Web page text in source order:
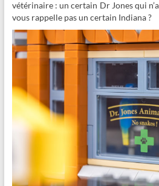
vétérinaire : un certain Dr Jones qui
vous rappelle pas un certain Indiana ?